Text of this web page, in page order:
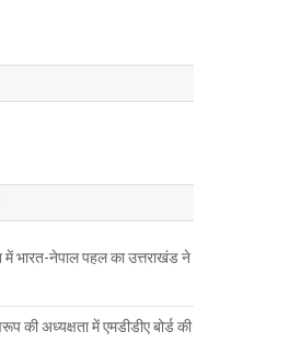
भारत-नेपाल पहल का उत्तराखंड ने
अध्यक्षता में एमडीडीए बोर्ड की